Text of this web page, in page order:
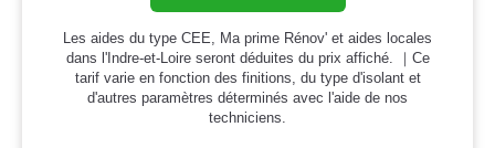
Les aides du type CEE, Ma prime Rénov' et aides locales
dans l'Indre-et-Loire seront déduites du prix affiché. ｜Ce
tarif varie en fonction des finitions, du type d'isolant et
d'autres paramètres déterminés avec l'aide de nos
techniciens.